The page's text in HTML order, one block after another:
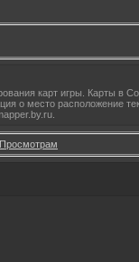
карт игры. Карты в
о место расположение
Просмотрам